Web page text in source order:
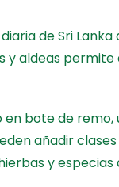
de Sri
aldeas permite
bote de
añadir
y especias